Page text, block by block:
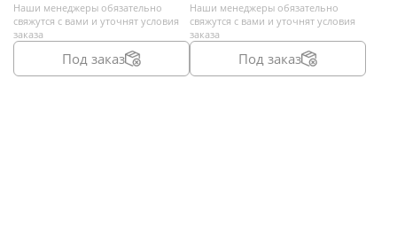
Под заказ
Наши менеджеры обязательно
свяжутся с вами и уточнят условия
заказа
Под заказ
Наши менеджеры обязательно
свяжутся с вами и уточнят условия
заказа